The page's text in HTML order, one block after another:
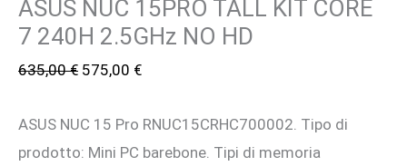
ASUS NUC 15PRO TALL KIT CORE
7 240H 2.5GHz NO HD
635,00€ Il
originale
era:
575,00 €Il
attuale
è:
ASUS NUC 15 Pro RNUC15CRHC700002. Tipo di
prodotto: Mini PC barebone. Tipi di memoria